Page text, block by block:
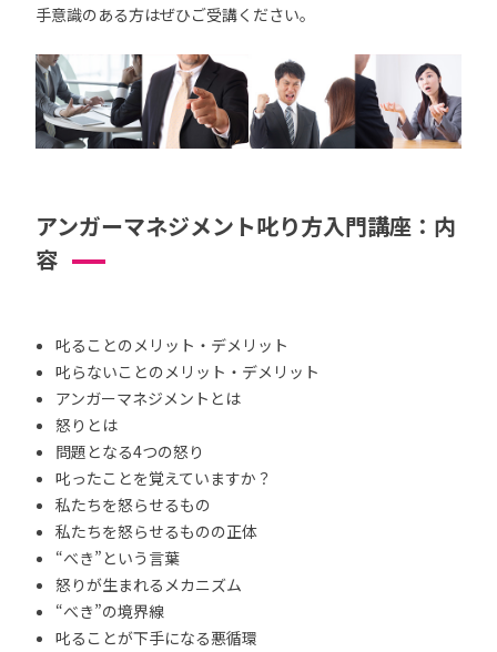
手意識のある方はぜひご受講ください。
アンガーマネジメント叱り方入門講座：内
容
叱ることのメリット・デメリット
叱らないことのメリット・デメリット
アンガーマネジメントとは
怒りとは
問題となる4つの怒り
叱ったことを覚えていますか？
私たちを怒らせるもの
私たちを怒らせるものの正体
“べき”という言葉
怒りが生まれるメカニズム
“べき”の境界線
叱ることが下手になる悪循環